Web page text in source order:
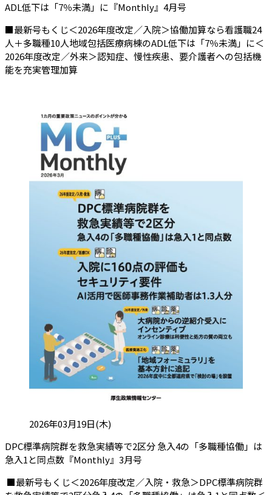
ADL低下は「7％未満」に『Monthly』4月号
■最新号もくじ＜2026年度改定／入院＞協働加算なら看護職24
人＋多職種10人地域包括医療病棟のADL低下は「7％未満」に＜
2026年度改定／外来＞認知症、慢性疾患、要介護者への包括機
能を充実管理加算
投稿日:2026年03月19日(木)
DPC標準病院群を救急実績等で2区分 急入4の「多職種協働」は
急入1と同点数『Monthly』3月号
■最新号もくじ＜2026年度改定／入院・救急＞DPC標準病院群